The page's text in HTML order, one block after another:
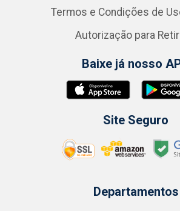
Termos e Condições de
Autorização para
Baixe já nosso
Site Seguro
Departamentos